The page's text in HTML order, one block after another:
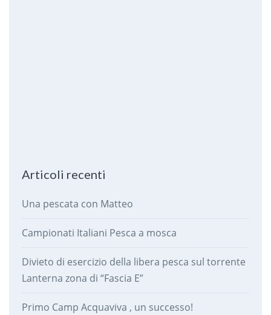
Articoli recenti
Una pescata con Matteo
Campionati Italiani Pesca a mosca
Divieto di esercizio della libera pesca sul torrente
Lanterna zona di “Fascia E”
Primo Camp Acquaviva , un successo!